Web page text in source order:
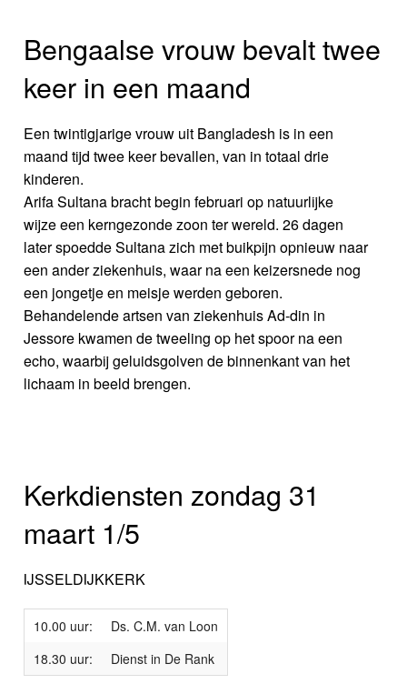
Bengaalse vrouw bevalt twee
keer in een maand
Een twintigjarige vrouw uit Bangladesh is in een
maand tijd twee keer bevallen, van in totaal drie
kinderen.
Arifa Sultana bracht begin februari op natuurlijke
wijze een kerngezonde zoon ter wereld. 26 dagen
later spoedde Sultana zich met buikpijn opnieuw naar
een ander ziekenhuis, waar na een keizersnede nog
een jongetje en meisje werden geboren.
Behandelende artsen van ziekenhuis Ad-din in
Jessore kwamen de tweeling op het spoor na een
echo, waarbij geluidsgolven de binnenkant van het
lichaam in beeld brengen.
Kerkdiensten zondag 31
maart 1/5
IJSSELDIJKKERK
10.00 uur:
Ds. C.M. van Loon
18.30 uur:
Dienst in De Rank